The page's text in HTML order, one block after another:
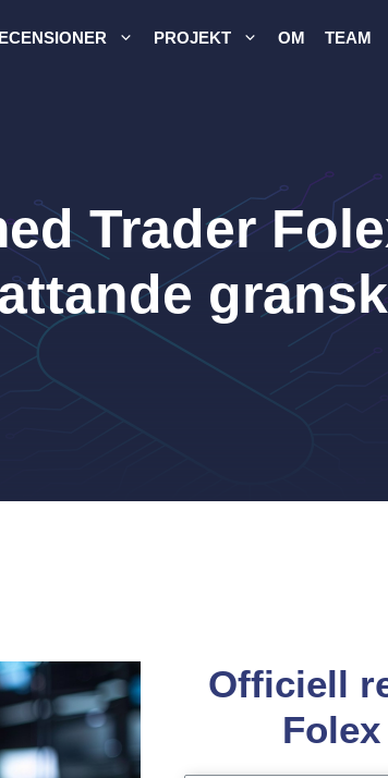
PROJEKT OM TEAM
Trader
Officiell